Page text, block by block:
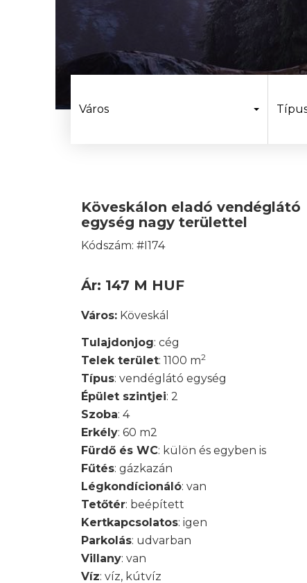
Város
Köveskálon eladó vendéglátó
egység nagy területtel
Kódszám: #I174
Ár: 147 M HUF
Város: Köveskál
Tulajdonjog: cég
Telek terület: 1100 m2
Típus: vendéglátó egység
Épület szintjei: 2
Szoba: 4
Erkély: 60 m2
Fürdő és WC: külön és egyben is
Fűtés: gázkazán
Légkondícionáló: van
Tetőtér: beépített
Kertkapcsolatos: igen
Parkolás: udvarban
Villany: van
Víz: víz, kútvíz